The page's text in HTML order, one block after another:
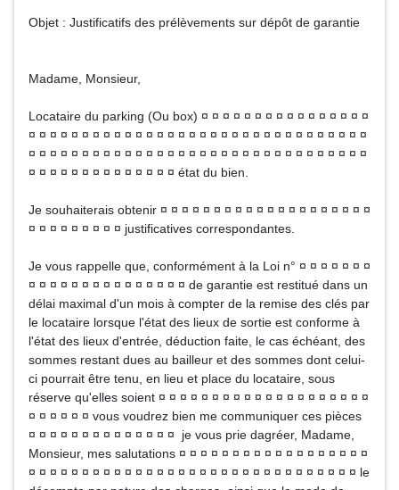
Objet : Justificatifs des prélèvements sur dépôt de garantie
Madame, Monsieur,
Locataire du parking (Ou box) ¤ ¤ ¤ ¤ ¤ ¤ ¤ ¤ ¤ ¤ ¤ ¤ ¤ ¤ ¤ ¤
¤ ¤ ¤ ¤ ¤ ¤ ¤ ¤ ¤ ¤ ¤ ¤ ¤ ¤ ¤ ¤ ¤ ¤ ¤ ¤ ¤ ¤ ¤ ¤ ¤ ¤ ¤ ¤ ¤ ¤ ¤ ¤
¤ ¤ ¤ ¤ ¤ ¤ ¤ ¤ ¤ ¤ ¤ ¤ ¤ ¤ ¤ ¤ ¤ ¤ ¤ ¤ ¤ ¤ ¤ ¤ ¤ ¤ ¤ ¤ ¤ ¤ ¤ ¤
¤ ¤ ¤ ¤ ¤ ¤ ¤ ¤ ¤ ¤ ¤ ¤ ¤ ¤ état du bien.
Je souhaiterais obtenir ¤ ¤ ¤ ¤ ¤ ¤ ¤ ¤ ¤ ¤ ¤ ¤ ¤ ¤ ¤ ¤ ¤ ¤ ¤ ¤
¤ ¤ ¤ ¤ ¤ ¤ ¤ ¤ ¤ justificatives correspondantes.
Je vous rappelle que, conformément à la Loi n° ¤ ¤ ¤ ¤ ¤ ¤ ¤
¤ ¤ ¤ ¤ ¤ ¤ ¤ ¤ ¤ ¤ ¤ ¤ ¤ ¤ ¤ de garantie est restitué dans un
délai maximal d'un mois à compter de la remise des clés par
le locataire lorsque l'état des lieux de sortie est conforme à
l'état des lieux d'entrée, déduction faite, le cas échéant, des
sommes restant dues au bailleur et des sommes dont celui-
ci pourrait être tenu, en lieu et place du locataire, sous
réserve qu'elles soient ¤ ¤ ¤ ¤ ¤ ¤ ¤ ¤ ¤ ¤ ¤ ¤ ¤ ¤ ¤ ¤ ¤ ¤ ¤ ¤
¤ ¤ ¤ ¤ ¤ ¤ vous voudrez bien me communiquer ces pièces
¤ ¤ ¤ ¤ ¤ ¤ ¤ ¤ ¤ ¤ ¤ ¤ ¤ ¤ je vous prie dagréer, Madame,
Monsieur, mes salutations ¤ ¤ ¤ ¤ ¤ ¤ ¤ ¤ ¤ ¤ ¤ ¤ ¤ ¤ ¤ ¤ ¤ ¤
¤ ¤ ¤ ¤ ¤ ¤ ¤ ¤ ¤ ¤ ¤ ¤ ¤ ¤ ¤ ¤ ¤ ¤ ¤ ¤ ¤ ¤ ¤ ¤ ¤ ¤ ¤ ¤ ¤ ¤ ¤ le